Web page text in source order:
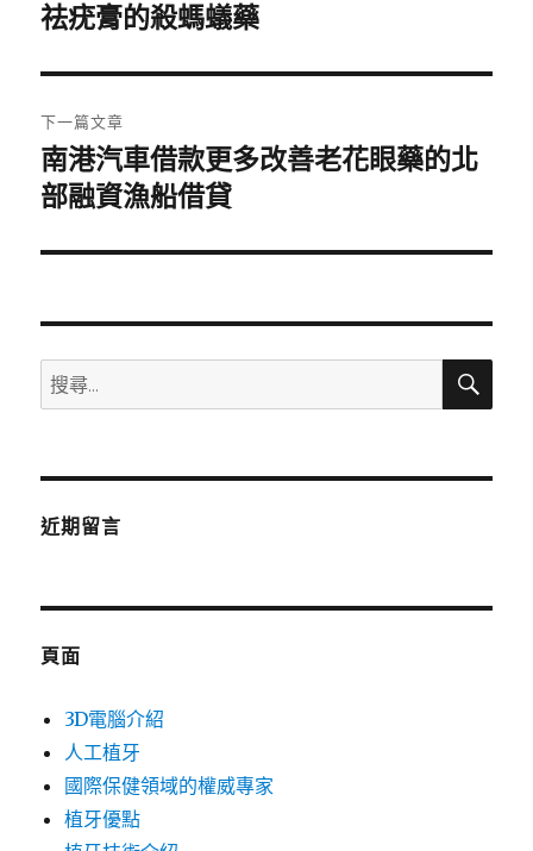
導
覽
一
文
章:
祛疣膏的殺螞蟻藥
下一篇文章
下
一
文
南港汽車借款更多改善老花眼藥的北
部融資漁船借貸
搜
尋
鍵
搜
近期留言
頁面
3D電腦介紹
人工植牙
國際保健領域的權威專家
植牙優點